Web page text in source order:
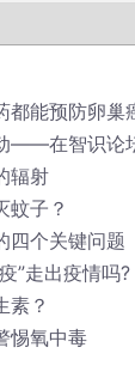
都能预防卵巢
——在智识论
辐射
蚊子？
四个关键问题
”走出疫情吗?
素？
惕氧中毒